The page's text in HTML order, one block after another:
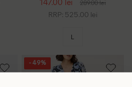
289.00 lei
RRP: 525.00 lei
L
- 49%